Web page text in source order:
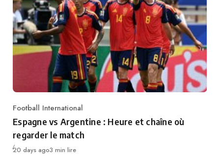
Category
Football International
Espagne vs Argentine : Heure et chaîne où
regarder le match
Publié
20 days ago3 min lire